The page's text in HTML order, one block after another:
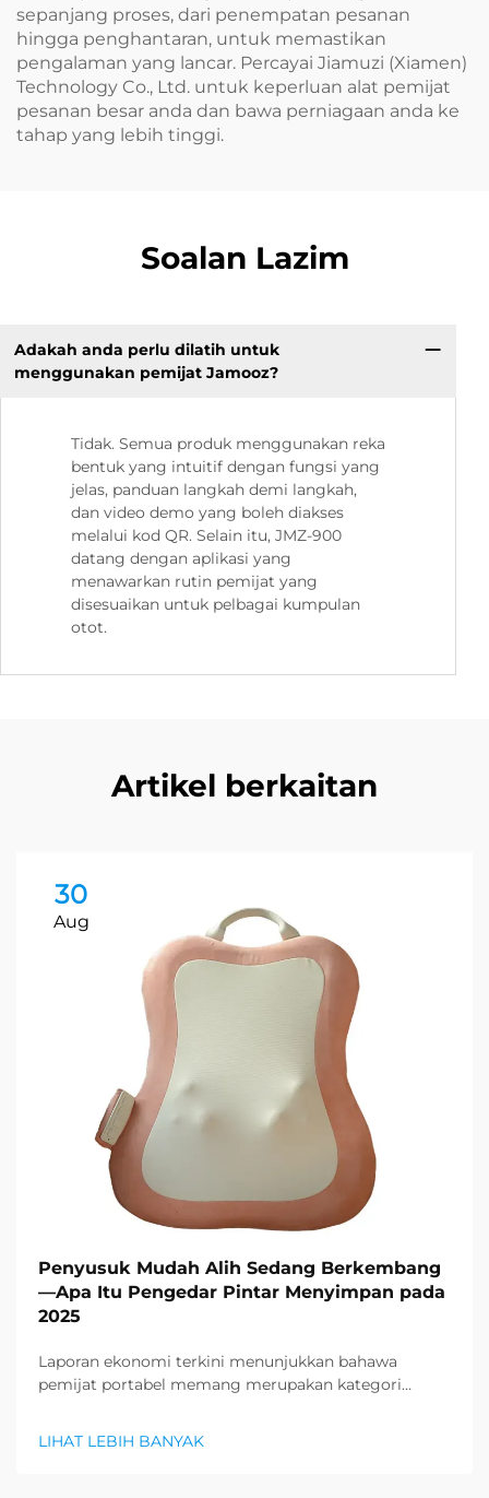
sepanjang proses, dari penempatan pesanan
hingga penghantaran, untuk memastikan
pengalaman yang lancar. Percayai Jiamuzi (Xiamen)
Technology Co., Ltd. untuk keperluan alat pemijat
pesanan besar anda dan bawa perniagaan anda ke
tahap yang lebih tinggi.
Soalan Lazim
Adakah anda perlu dilatih untuk
menggunakan pemijat Jamooz?
Tidak. Semua produk menggunakan reka
bentuk yang intuitif dengan fungsi yang
jelas, panduan langkah demi langkah,
dan video demo yang boleh diakses
melalui kod QR. Selain itu, JMZ-900
datang dengan aplikasi yang
menawarkan rutin pemijat yang
disesuaikan untuk pelbagai kumpulan
otot.
Artikel berkaitan
30
Aug
Penyusuk Mudah Alih Sedang Berkembang
—Apa Itu Pengedar Pintar Menyimpan pada
2025
Laporan ekonomi terkini menunjukkan bahawa
pemijat portabel memang merupakan kategori
relaksasi sedang muncul. Pengedar sudah
LIHAT LEBIH BANYAK